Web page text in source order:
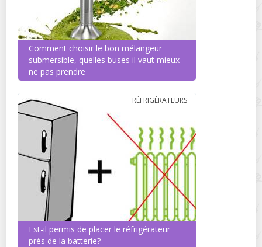
Comment choisir le bon mélangeur
submersible, quelles buses il vaut mieux
ne pas prendre
Est-il permis de placer le réfrigérateur
près de la batterie?
RÉFRIGÉRATEURS